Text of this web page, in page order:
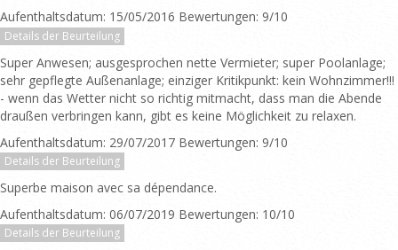
Aufenthaltsdatum: 15/05/2016 Bewertungen: 9/10
Details der Beurteilung
Super Anwesen; ausgesprochen nette Vermieter; super Poolanlage;
sehr gepflegte Außenanlage; einziger Kritikpunkt: kein Wohnzimmer!!!
- wenn das Wetter nicht so richtig mitmacht, dass man die Abende
draußen verbringen kann, gibt es keine Möglichkeit zu relaxen.
Aufenthaltsdatum: 29/07/2017 Bewertungen: 9/10
Details der Beurteilung
Superbe maison avec sa dépendance.
Aufenthaltsdatum: 06/07/2019 Bewertungen: 10/10
Details der Beurteilung